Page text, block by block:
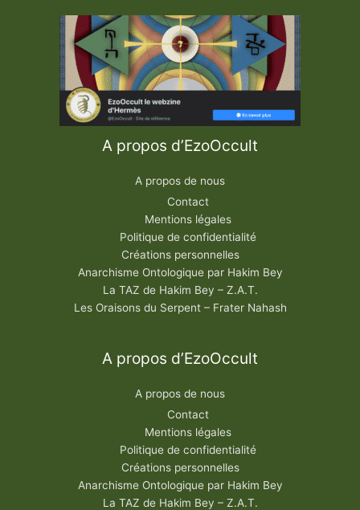
A propos d’EzoOccult
A propos de nous
Contact
Mentions légales
Politique de confidentialité
Créations personnelles
Anarchisme Ontologique par Hakim Bey
La TAZ de Hakim Bey – Z.A.T.
Les Oraisons du Serpent – Frater Nahash
A propos d’EzoOccult
A propos de nous
Contact
Mentions légales
Politique de confidentialité
Créations personnelles
Anarchisme Ontologique par Hakim Bey
La TAZ de Hakim Bey – Z.A.T.